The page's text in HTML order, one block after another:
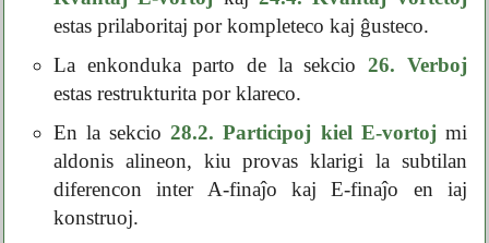
estas prilaboritaj por kompleteco kaj ĝusteco.
La enkonduka parto de la sekcio26. Verboj
estas restrukturita por klareco.
En la sekcio28.2. Participoj kiel E-vortoj mi
aldonis alineon, kiu provas klarigi la subtilan
diferencon inter A-finaĵo kaj E-finaĵo en iaj
konstruoj.